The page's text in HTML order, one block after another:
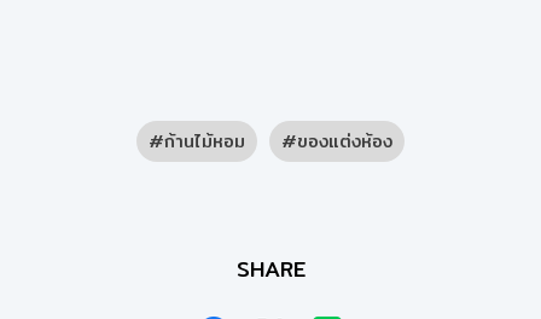
ก้านไม้หอม ของแต่งห้อง
SHARE